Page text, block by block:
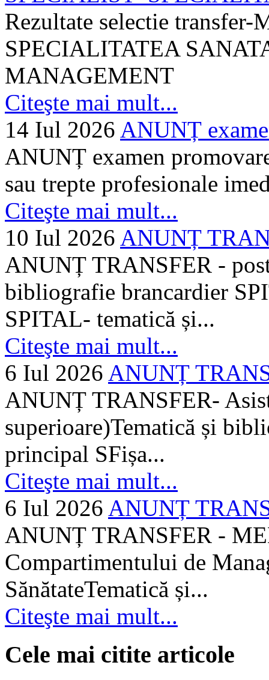
Rezultate selectie
SPECIALITATEA
MANAGEMENT
Citeşte mai mult...
14 Iul 2026 ANUNȚ
ANUNȚ examen
sau trepte profesionale
Citeşte mai mult...
10 Iul 2026 ANUNȚ
ANUNȚ TRANSFER -
bibliografie brancardier
SPITAL- tematică și...
Citeşte mai mult...
6 Iul 2026 ANUNȚ
ANUNȚ TRANSFER-
superioare)Tematică și
principal SFișa...
Citeşte mai mult...
6 Iul 2026 ANUNȚ
ANUNȚ TRANSFER -
Compartimentului de
SănătateTematică și...
Citeşte mai mult...
Cele mai citite articole